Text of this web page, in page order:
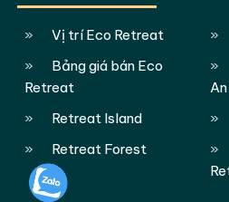
Vị trí Eco Retreat
Bảng giá bán Eco
Retreat
An
Retreat Island
Retreat Forest